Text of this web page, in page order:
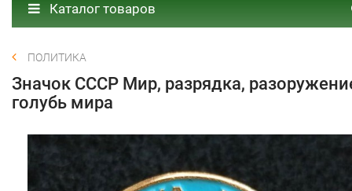
Каталог товаров
ПОЛИТИКА
Значок СССР Мир, разрядка,
голубь мира